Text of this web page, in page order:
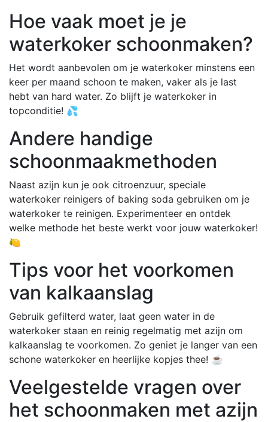
Hoe vaak moet je je
waterkoker schoonmaken?
Het wordt aanbevolen om je waterkoker minstens een
keer per maand schoon te maken, vaker als je last
hebt van hard water. Zo blijft je waterkoker in
topconditie! 💦
Andere handige
schoonmaakmethoden
Naast azijn kun je ook citroenzuur, speciale
waterkoker reinigers of baking soda gebruiken om je
waterkoker te reinigen. Experimenteer en ontdek
welke methode het beste werkt voor jouw waterkoker!
🍋
Tips voor het voorkomen
van kalkaanslag
Gebruik gefilterd water, laat geen water in de
waterkoker staan en reinig regelmatig met azijn om
kalkaanslag te voorkomen. Zo geniet je langer van een
schone waterkoker en heerlijke kopjes thee! ☕
Veelgestelde vragen over
het schoonmaken met azijn